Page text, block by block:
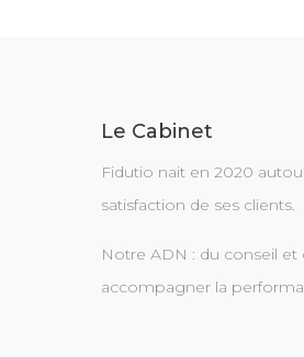
Le Cabinet
Fidutio nait en 2020
satisfaction de ses clients.
Notre ADN : du conseil
accompagner la